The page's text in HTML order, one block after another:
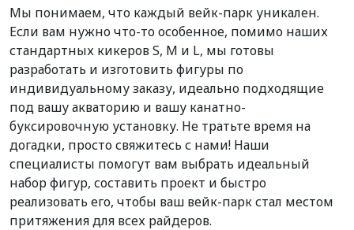
Мы понимаем, что каждый вейк-парк уникален.
Если вам нужно что-то особенное, помимо наших
стандартных кикеров S, M и L, мы готовы
разработать и изготовить фигуры по
индивидуальному заказу, идеально подходящие
под вашу акваторию и вашу канатно-
буксировочную установку. Не тратьте время на
догадки, просто свяжитесь с нами! Наши
специалисты помогут вам выбрать идеальный
набор фигур, составить проект и быстро
реализовать его, чтобы ваш вейк-парк стал местом
притяжения для всех райдеров.